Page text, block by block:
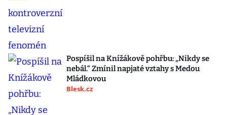
Pospíšil na Knížákově pohřbu: „Nikdy se
nebál.“ Zmínil napjaté vztahy s Medou
Mládkovou
Blesk.cz